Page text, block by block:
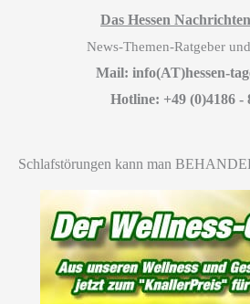
Das Hessen
News-Themen-Ratgeber
Mail: info(AT)hessen-
Hotline: +49 (0)4186 -
Schlafstörungen kann man